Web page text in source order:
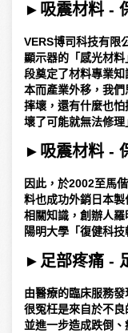
► 吸震材料 -
VERS博司科技有限
顯示器的「感光材
段奠定了材料專業
本而產業外移，我
摔壞，還有什麼也
壞了可能就無法修理
► 吸震材料 -
因此，於2002至馬
料也成功外銷日本
相關知識，創辦人
陽明大學「復健科
► 足部疼痛 -
由醫療的臨床服務
很冤枉是來自於不良
並進一步造成跌倒